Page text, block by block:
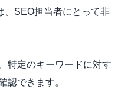
、SEO担当者にとって非
特定のキーワードに対す
認できます。